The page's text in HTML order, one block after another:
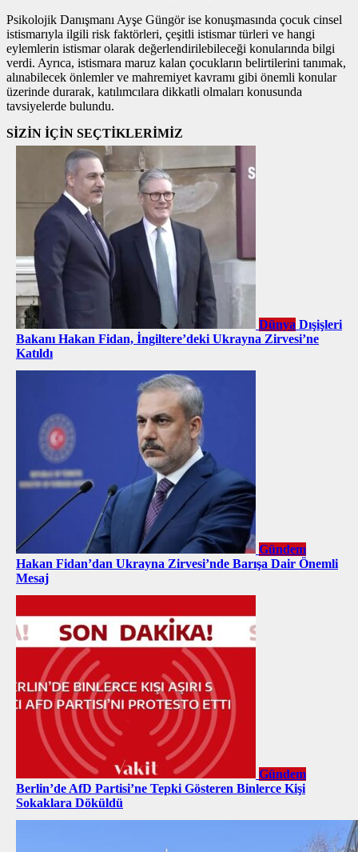
Psikolojik Danışmanı Ayşe Güngör ise konuşmasında çocuk cinsel
istismarıyla ilgili risk faktörleri, çeşitli istismar türleri ve hangi
eylemlerin istismar olarak değerlendirilebileceği konularında bilgi
verdi. Ayrıca, istismara maruz kalan çocukların belirtilerini tanımak,
alınabilecek önlemler ve mahremiyet kavramı gibi önemli konular
üzerinde durarak, katılımcılara dikkatli olmaları konusunda
tavsiyelerde bulundu.
SİZİN İÇİN SEÇTİKLERİMİZ
Dünya Dışişleri
Bakanı Hakan Fidan, İngiltere’deki Ukrayna Zirvesi’ne
Katıldı
Gündem
Hakan Fidan’dan Ukrayna Zirvesi’nde Barışa Dair Önemli
Mesaj
Gündem
Berlin’de AfD Partisi’ne Tepki Gösteren Binlerce Kişi
Sokaklara Döküldü